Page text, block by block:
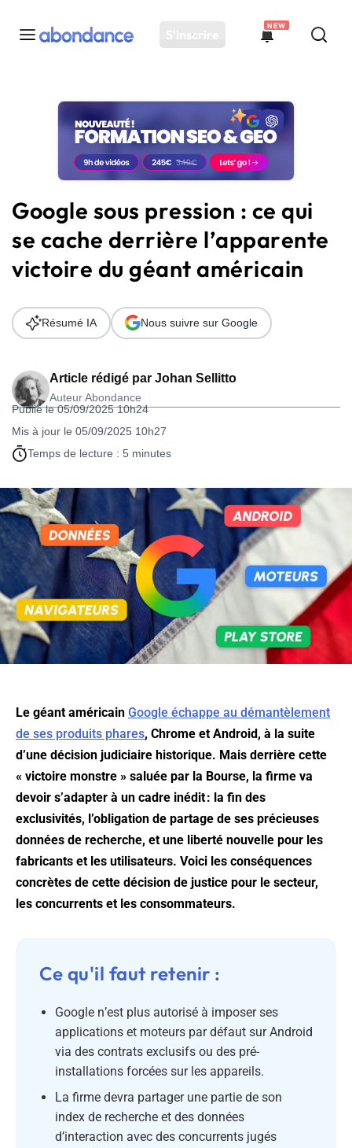
S'inscrire
NEW
Toutes les actus
Actus SEO
Plateforme
Solutions
Ressources
Audit SEO
Google sous pression : ce qui
se cache derrière l’apparente
victoire du géant américain
Article rédigé par Johan Sellitto
Auteur Abondance
Publié le 05/09/2025 10h24
Mis à jour le 05/09/2025 10h27
Temps de lecture : 5 minutes
Résumé IA Nous suivre sur Google
Le géant américain Google échappe au démantèlement
de ses produits phares, Chrome et Android, à la suite
d’une décision judiciaire historique. Mais derrière cette
« victoire monstre » saluée par la Bourse, la firme va
devoir s’adapter à un cadre inédit : la fin des
exclusivités, l’obligation de partage de ses précieuses
données de recherche, et une liberté nouvelle pour les
fabricants et les utilisateurs. Voici les conséquences
concrètes de cette décision de justice pour le secteur,
les concurrents et les consommateurs.
Ce qu'il faut retenir :
Google n’est plus autorisé à imposer ses
applications et moteurs par défaut sur Android
via des contrats exclusifs ou des pré-
installations forcées sur les appareils.
La firme devra partager une partie de son
index de recherche et des données
d’interaction avec des concurrents jugés